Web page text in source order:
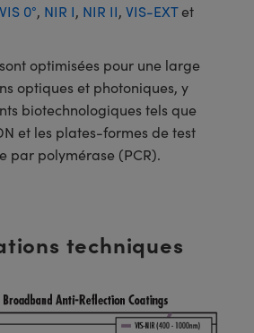
VIS 0°, NIR I, NIR II, VIS-EXTet
optimisées pour une large
optiques et photoniques, y
biotechnologiques tels que
et les plates-formes de test
par polymérase (PCR).
techniques